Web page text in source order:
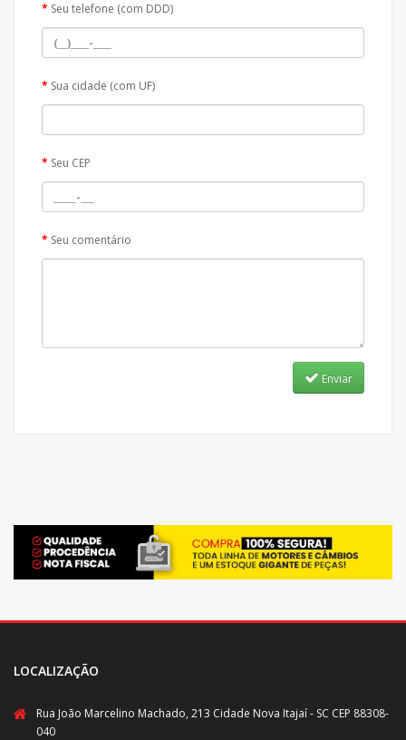
Seu telefone (com DDD)
Sua cidade (com UF)
Seu CEP
Seu comentário
Enviar
LOCALIZAÇÃO
Rua João Marcelino Machado, 213 Cidade Nova Itajaí - SC CEP 88308-
040